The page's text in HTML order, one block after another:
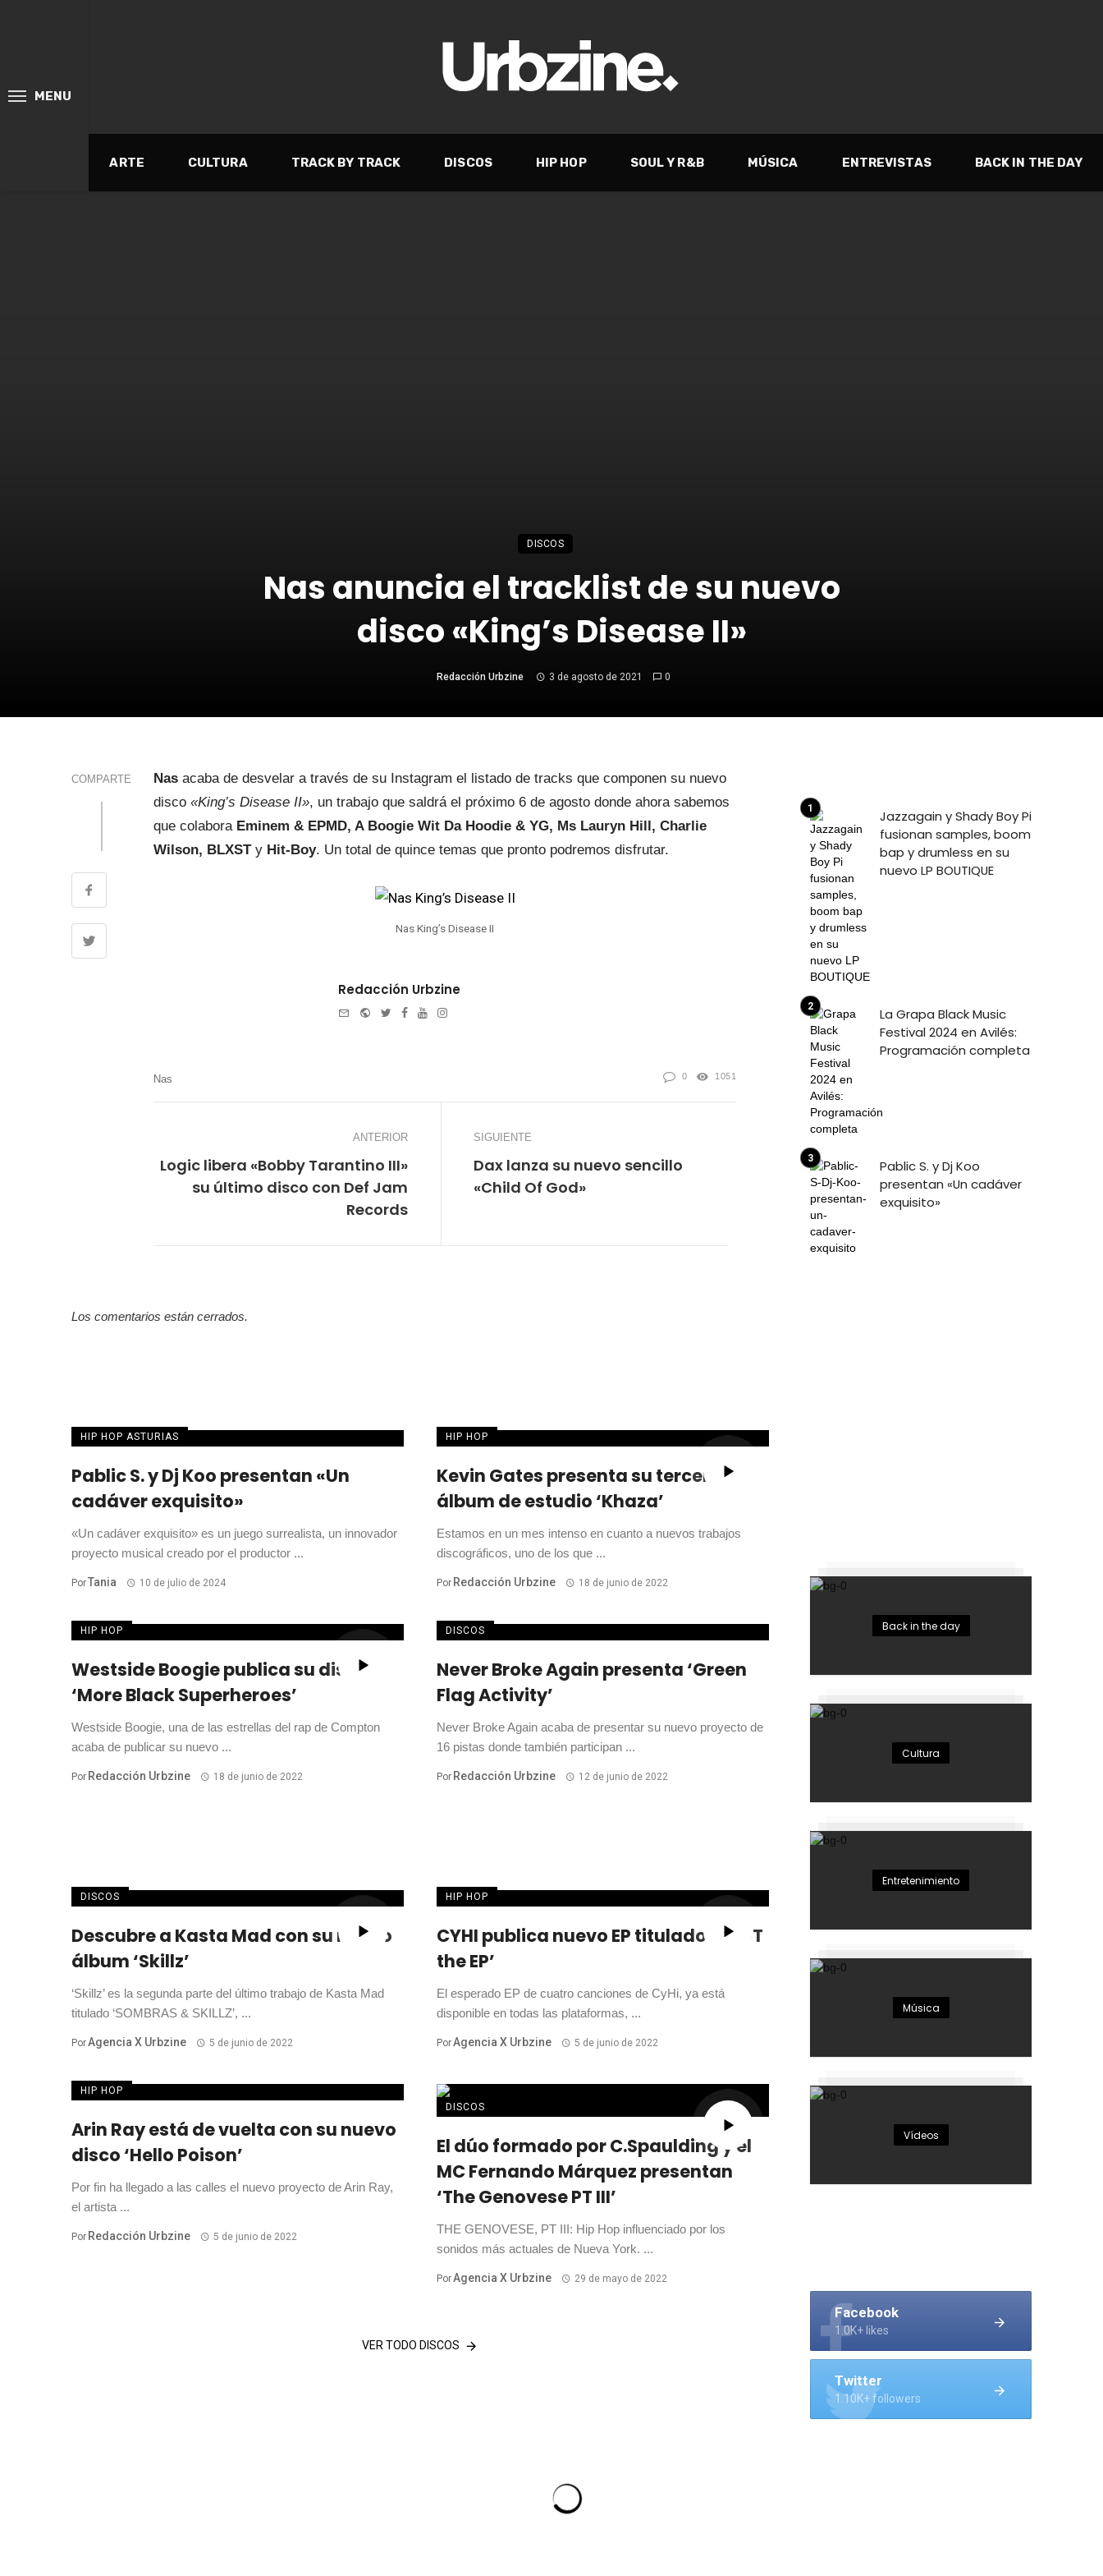
MENU
ARTE CULTURA TRACK BY TRACK DISCOS HIP HOP SOUL Y R&B MÚSICA ENTREVISTAS BACK IN THE DAY
DISCOS
Nas anuncia el tracklist de su nuevo
disco «King’s Disease II»
Redacción Urbzine 3 de agosto de 2021 0
COMPARTE Nas acaba de desvelar a través de su Instagram el listado de tracks que componen su nuevo
disco «King’s Disease II», un trabajo que saldrá el próximo 6 de agosto donde ahora sabemos
que colabora Eminem & EPMD, A Boogie Wit Da Hoodie & YG, Ms Lauryn Hill, Charlie
Wilson, BLXSTy Hit-Boy. Un total de quince temas que pronto podremos disfrutar.
Nas King’s Disease II
Redacción Urbzine
WebsiteTwitter
Facebook
YoutubeInstagram
Nas 0 1051
ANTERIOR
Logic libera «Bobby Tarantino III»
su último disco con Def Jam
Records
SIGUIENTE
Dax lanza su nuevo sencillo
«Child Of God»
Los comentarios están cerrados.
HIP HOP ASTURIAS
Pablic S. y Dj Koo presentan «Un
cadáver exquisito»
«Un cadáver exquisito» es un juego surrealista, un innovador
proyecto musical creado por el productor ...
PorTania 10 de julio de 2024
HIP HOP
Kevin Gates presenta su tercer
álbum de estudio ‘Khaza’
Estamos en un mes intenso en cuanto a nuevos trabajos
discográficos, uno de los que ...
Por Redacción Urbzine 18 de junio de 2022
HIP HOP
Westside Boogie publica su disco
‘More Black Superheroes’
Westside Boogie, una de las estrellas del rap de Compton
acaba de publicar su nuevo ...
Por Redacción Urbzine 18 de junio de 2022
DISCOS
Never Broke Again presenta ‘Green
Flag Activity’
Never Broke Again acaba de presentar su nuevo proyecto de
16 pistas donde también participan ...
Por Redacción Urbzine 12 de junio de 2022
DISCOS
Descubre a Kasta Mad con su nuevo
álbum ‘Skillz’
‘Skillz’ es la segunda parte del último trabajo de Kasta Mad
titulado ‘SOMBRAS & SKILLZ’, ...
PorAgencia X Urbzine 5 de junio de 2022
HIP HOP
CYHI publica nuevo EP titulado ‘EGOT
the EP’
El esperado EP de cuatro canciones de CyHi, ya está
disponible en todas las plataformas, ...
PorAgencia X Urbzine 5 de junio de 2022
HIP HOP
Arin Ray está de vuelta con su nuevo
disco ‘Hello Poison’
Por fin ha llegado a las calles el nuevo proyecto de Arin Ray,
el artista ...
Por Redacción Urbzine 5 de junio de 2022
DISCOS
El dúo formado por C.Spaulding y el
MC Fernando Márquez presentan
‘The Genovese PT III’
THE GENOVESE, PT III: Hip Hop influenciado por los
sonidos más actuales de Nueva York. ...
PorAgencia X Urbzine 29 de mayo de 2022
VER TODO DISCOS
Jazzagain y Shady Boy Pi
fusionan samples, boom
bap y drumless en su
nuevo LP BOUTIQUE
La Grapa Black Music
Festival 2024 en Avilés:
Programación completa
Pablic S. y Dj Koo
presentan «Un cadáver
exquisito»
Back in the day
Cultura
Entretenimiento
Música
Vídeos
Facebook
1.0K+ likes
Twitter
1.10K+ followers